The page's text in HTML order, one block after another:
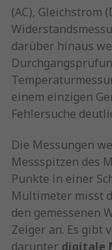
(AC), Gleichstrom
darüber hinaus
einem einzigen
Fehlersuche
Die Messungen
Messspitzen des
Punkte in einer
Multimeter misst
den gemessenen
Zeiger an. Es gibt
darunter digitale